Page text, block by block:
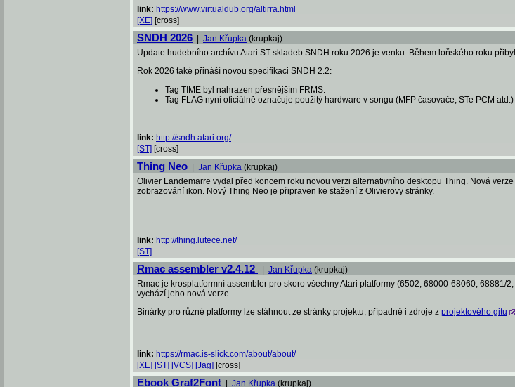
link: https://www.virtualdub.org/altirra.html
[XE] [cross]
SNDH 2026 Jan Křupka (krupkaj)
Update hudebního archívu Atari ST skladeb SNDH roku 2026 je venku. Během loňského roku
Rok 2026 také přináší novou specifikaci SNDH 2.2:
Tag TIME byl nahrazen přesnějším FRMS.
Tag FLAG nyní oficiálně označuje použitý hardware v songu (MFP časovače, STe PCM atd.)
link: http://sndh.atari.org/
[ST] [cross]
Thing Neo Jan Křupka (krupkaj)
Olivier Landemarre vydal před koncem roku novou verzi alternativního desktopu Thing. Nová
zobrazování ikon. Nový Thing Neo je připraven ke stažení z Olivierovy stránky.
link: http://thing.lutece.net/
[ST]
Rmac assembler v2.4.12 Jan Křupka (krupkaj)
Rmac je krosplatformní assembler pro skoro všechny Atari platformy (6502, 68000-68060, 68881/
vychází jeho nová verze.
Binárky pro různé platformy lze stáhnout ze stránky projektu, případně i zdroje z projektového gitu
link: https://rmac.is-slick.com/about/about/
[XE] [ST] [VCS] [Jag] [cross]
Ebook Graf2Font Jan Křupka (krupkaj)